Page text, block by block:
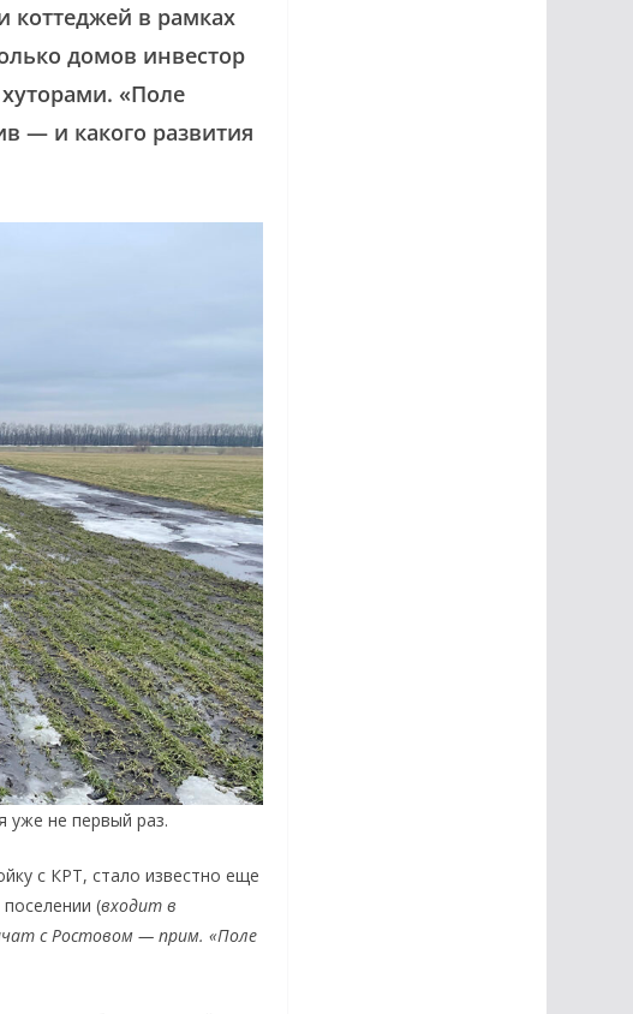
коттеджей в рамках
домов инвестор
«Поле
— и какого развития
уже не первый раз.
с КРТ, стало известно еще
(входит в
с Ростовом — прим. «Поле